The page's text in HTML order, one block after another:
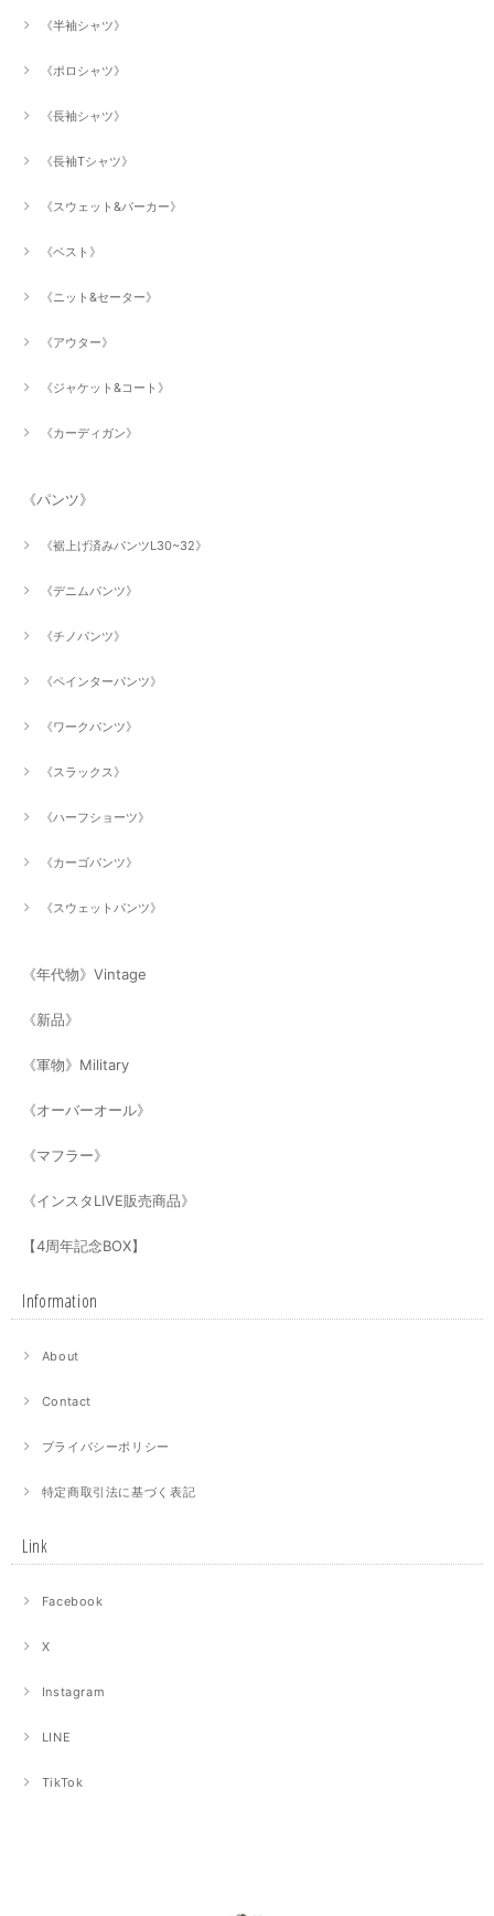
《半袖シャツ》
《ポロシャツ》
《長袖シャツ》
《長袖Tシャツ》
《スウェット&パーカー》
《ベスト》
《ニット&セーター》
《アウター》
《ジャケット&コート》
《カーディガン》
《パンツ》
《裾上げ済みパンツL30~32》
《デニムパンツ》
《チノパンツ》
《ペインターパンツ》
《ワークパンツ》
《スラックス》
《ハーフショーツ》
《カーゴパンツ》
《スウェットパンツ》
《年代物》Vintage
《新品》
《軍物》Military
《オーバーオール》
《マフラー》
《インスタLIVE販売商品》
【4周年記念BOX】
Information
About
Contact
プライバシーポリシー
特定商取引法に基づく表記
Link
Facebook
X
Instagram
LINE
TikTok